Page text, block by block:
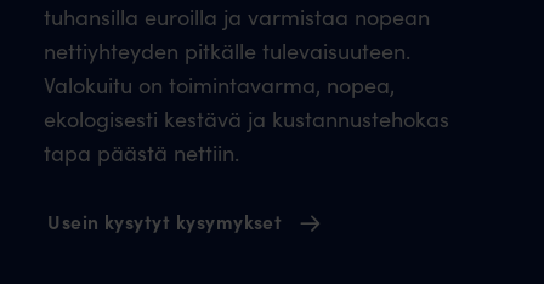
tuhansilla euroilla ja varmistaa nopean
nettiyhteyden pitkälle tulevaisuuteen.
Valokuitu on toimintavarma, nopea,
ekologisesti kestävä ja kustannustehokas
tapa päästä nettiin.
Usein kysytyt kysymykset